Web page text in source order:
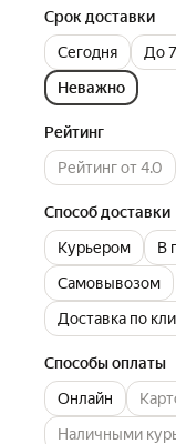
Срок доставки
Сегодня
До
Неважно
Рейтинг
Рейтинг от 4.0
Способ доставки
Курьером
В
Самовывозом
Доставка по
Способы оплаты
Онлайн
Наличными